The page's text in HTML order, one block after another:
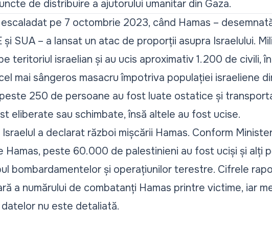
de distribuire a ajutorului umanitar din Gaza.
pe 7 octombrie 2023, când Hamas –
și SUA – a lansat un atac de proporții asupra Israelului.
teritoriul israelian și au ucis aproximativ 1.200 de civili,
mai sângeros masacru împotriva populației israeliene
250 de persoane au fost luate ostatice și
eliberate sau schimbate, însă altele au fost ucise.
Israelul a declarat război mișcării Hamas. Conform
Hamas, peste 60.000 de palestinieni au fost uciși și alți
bombardamentelor și operațiunilor terestre. Cifrele
a numărului de combatanți Hamas printre victime, iar
nu este detaliată.